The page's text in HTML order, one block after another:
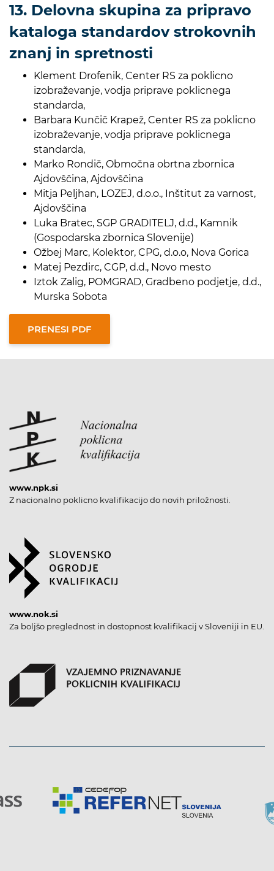
13. Delovna skupina za pripravo
kataloga standardov strokovnih
znanj in spretnosti
Klement Drofenik, Center RS za poklicno
izobraževanje, vodja priprave poklicnega
standarda,
Barbara Kunčič Krapež, Center RS za poklicno
izobraževanje, vodja priprave poklicnega
standarda,
Marko Rondič, Območna obrtna zbornica
Ajdovščina, Ajdovščina
Mitja Peljhan, LOZEJ, d.o.o., Inštitut za varnost,
Ajdovščina
Luka Bratec, SGP GRADITELJ, d.d., Kamnik
(Gospodarska zbornica Slovenije)
Ožbej Marc, Kolektor, CPG, d.o.o, Nova Gorica
Matej Pezdirc, CGP, d.d., Novo mesto
Iztok Zalig, POMGRAD, Gradbeno podjetje, d.d.,
Murska Sobota
www.npk.si
Z nacionalno poklicno kvalifikacijo do novih priložnosti.
www.nok.si
Za boljšo preglednost in dostopnost kvalifikacij v Sloveniji in EU.